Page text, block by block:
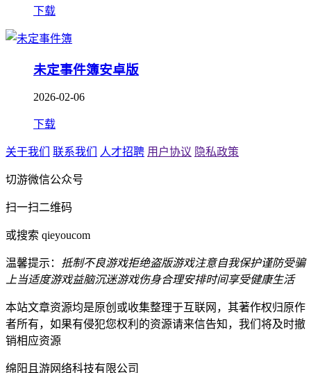
下载
未定事件簿安卓版
2026-02-06
下载
关于我们 联系我们 人才招聘 用户协议 隐私政策
切游微信公众号
扫一扫二维码
或搜索 qieyoucom
温馨提示： 抵制不良游戏拒绝盗版游戏注意自我保护谨防受骗
上当适度游戏益脑沉迷游戏伤身合理安排时间享受健康生活
本站文章资源均是原创或收集整理于互联网，其著作权归原作
者所有，如果有侵犯您权利的资源请来信告知，我们将及时撤
销相应资源
绵阳且游网络科技有限公司